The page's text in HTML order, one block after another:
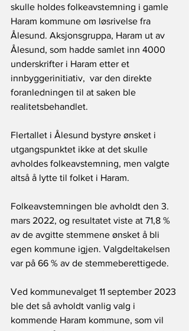
skulle holdes folkeavstemning i gamle
Haram kommune om løsrivelse fra
Ålesund. Aksjonsgruppa, Haram ut av
Ålesund, som hadde samlet inn 4000
underskrifter i Haram etter et
innbyggerinitiativ,  var den direkte
foranledningen til at saken ble
realitetsbehandlet.
Flertallet i Ålesund bystyre ønsket i
utgangspunktet ikke at det skulle
avholdes folkeavstemning, men valgte
altså å lytte til folket i Haram.
Folkeavstemningen ble avholdt den 3.
mars 2022, og resultatet viste at 71,8 %
av de avgitte stemmene ønsket å bli
egen kommune igjen. Valgdeltakelsen
var på 66 % av de stemmeberettigede.
Ved kommunevalget 11 september 2023
ble det så avholdt vanlig valg i
kommende Haram kommune, som vil